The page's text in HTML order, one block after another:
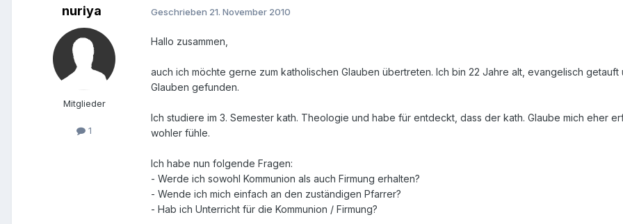
nuriya
Mitglieder
1
Geschrieben 21. November 2010
Hallo zusammen,
auch ich möchte gerne zum katholischen Glauben übertreten. Ich bin 22 Jahre alt, evangelisch
Glauben gefunden.
Ich studiere im 3. Semester kath. Theologie und habe für entdeckt, dass der kath. Glaube mich eher
wohler fühle.
Ich habe nun folgende Fragen:
- Werde ich sowohl Kommunion als auch Firmung erhalten?
- Wende ich mich einfach an den zuständigen Pfarrer?
- Hab ich Unterricht für die Kommunion / Firmung?